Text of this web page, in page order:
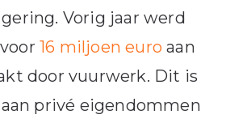
Vorig jaar werd
16 miljoen euro aan
door vuurwerk. Dit is
privé eigendommen